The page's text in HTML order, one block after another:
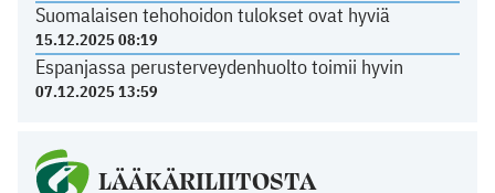
Suomalaisen tehohoidon tulokset ovat hyviä
15.12.2025 08:19
Espanjassa perusterveydenhuolto toimii hyvin
07.12.2025 13:59
LÄÄKÄRILIITOSTA